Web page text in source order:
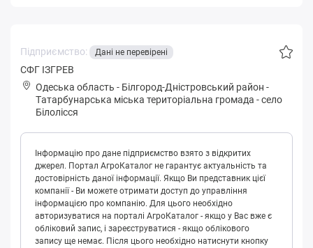
Підприємство: Дані не перевірені
CФГ IЗГРЕВ
Одеська область - Білгород-Дністровський район -
Тaтapбунapськa міська територіальна громада -село
Білолісся
Інформацію про дане підприємство взято з відкритих
джерел. Портал АгроКаталог не гарантує актуальність та
достовірність даної інформації. Якщо Ви представник цієї
компанії - Ви можете отримати доступ до управління
інформацією про компанію. Для цього необхідно
авторизуватися на порталі АгроКаталог - якщо у Вас вже є
обліковий запис, і зареєструватися - якщо облікового
запису ще немає. Після цього необхідно натиснути кнопку